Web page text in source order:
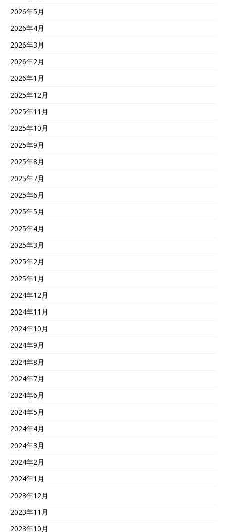
2026年5月
2026年4月
2026年3月
2026年2月
2026年1月
2025年12月
2025年11月
2025年10月
2025年9月
2025年8月
2025年7月
2025年6月
2025年5月
2025年4月
2025年3月
2025年2月
2025年1月
2024年12月
2024年11月
2024年10月
2024年9月
2024年8月
2024年7月
2024年6月
2024年5月
2024年4月
2024年3月
2024年2月
2024年1月
2023年12月
2023年11月
2023年10月